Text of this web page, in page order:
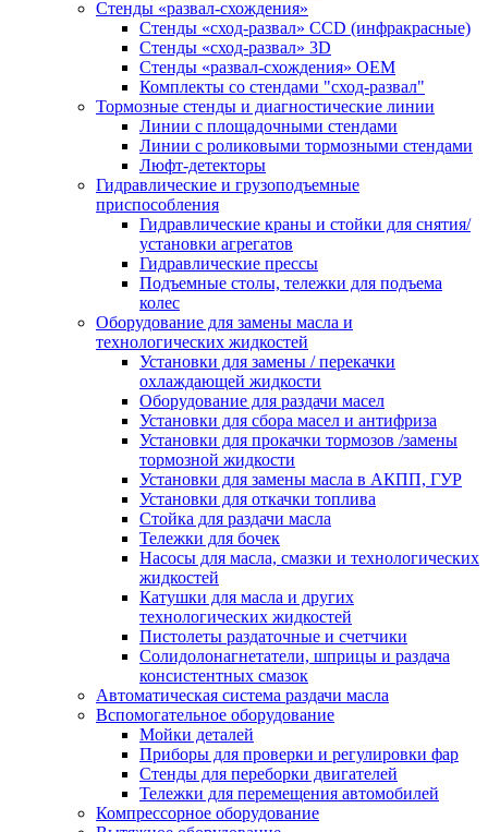
Стенды «развал-схождения»
Стенды «сход-развал» CCD (инфракрасные)
Стенды «сход-развал» 3D
Стенды «развал-схождения» ОЕМ
Комплекты со стендами "сход-развал"
Тормозные стенды и диагностические линии
Линии с площадочными стендами
Линии с роликовыми тормозными стендами
Люфт-детекторы
Гидравлические и грузоподъемные
приспособления
Гидравлические краны и стойки для снятия/
установки агрегатов
Гидравлические прессы
Подъемные столы, тележки для подъема
колес
Оборудование для замены масла и
технологических жидкостей
Установки для замены / перекачки
охлаждающей жидкости
Оборудование для раздачи масел
Установки для сбора масел и антифриза
Установки для прокачки тормозов /замены
тормозной жидкости
Установки для замены масла в АКПП, ГУР
Установки для откачки топлива
Стойка для раздачи масла
Тележки для бочек
Насосы для масла, смазки и технологических
жидкостей
Катушки для масла и других
технологических жидкостей
Пистолеты раздаточные и счетчики
Солидолонагнетатели, шприцы и раздача
консистентных смазок
Автоматическая система раздачи масла
Вспомогательное оборудование
Мойки деталей
Приборы для проверки и регулировки фар
Стенды для переборки двигателей
Тележки для перемещения автомобилей
Компрессорное оборудование